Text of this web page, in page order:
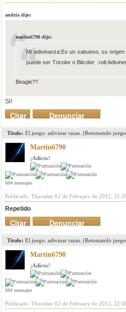
andria dijo:
martin6790 dijo:
Mi adivinanza:Es un sabueso, su
puede ser Tricolor o Blicolor
Beagle??
Si!
Denunciar
mensaje
Citar
Titulo: El juego: adivinar razas. (Retomando
Martin6790
¡Adicto!
684 mensajes
Publicado: Thursday 02 de February de 2012,
Repetido
Denunciar
mensaje
Citar
Titulo: El juego: adivinar razas. (Retomando
Martin6790
¡Adicto!
684 mensajes
Publicado: Thursday 02 de February de 2012,